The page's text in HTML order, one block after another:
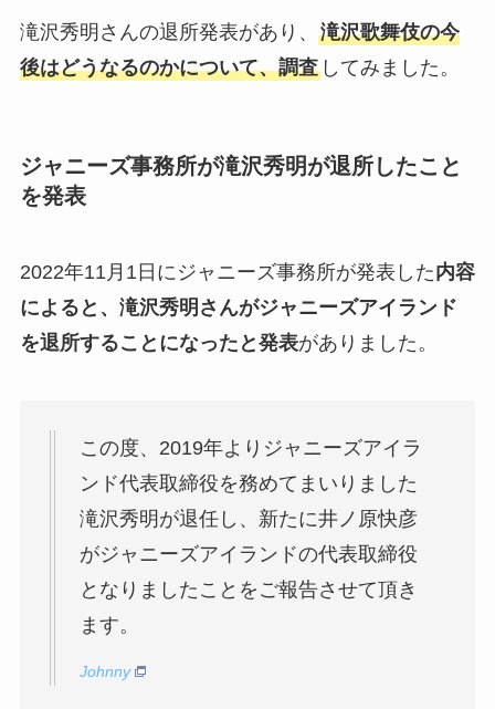
滝沢秀明さんの退所発表があり、 滝沢歌舞伎の今
後はどうなるのかについて、調査してみました。
ジャニーズ事務所が滝沢秀明が退所したこと
を発表
2022年11月1日にジャニーズ事務所が発表した内容
によると、滝沢秀明さんがジャニーズアイランド
を退所することになったと発表がありました。
この度、2019年よりジャニーズアイラ
ンド代表取締役を務めてまいりました
滝沢秀明が退任し、新たに井ノ原快彦
がジャニーズアイランドの代表取締役
となりましたことをご報告させて頂き
ます。
Johnny